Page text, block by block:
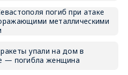
погиб при атаке
металлическими
упали на дом в
— погибла женщина